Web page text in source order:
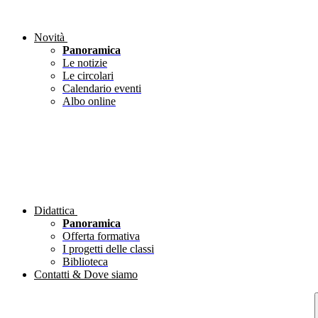
Novità
Panoramica
Le notizie
Le circolari
Calendario eventi
Albo online
Didattica
Panoramica
Offerta formativa
I progetti delle classi
Biblioteca
Contatti & Dove siamo